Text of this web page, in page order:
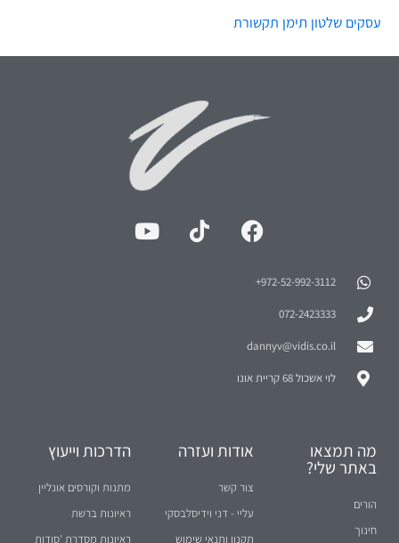
עסקים שלטון תימן תקשורת
972-52-992-3112⁩+
072-2423333
dannyv@vidis.co.il
לוי אשכול 68 קריית אונו
מה תמצאו
באתר שלי?
הורים
חינוך
אודות ועזרה
צור קשר
עליי - דני וידיסלבסקי
תקנון ותנאי שימוש
הדרכות וייעוץ
מתנות וקורסים אונליין
ראיונות ברשת
ראיונות מסדרת 'סודות